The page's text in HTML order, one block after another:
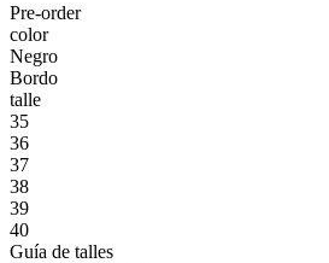
Pre-order
color
Negro
Bordo
talle
35
36
37
38
39
40
Guía de talles